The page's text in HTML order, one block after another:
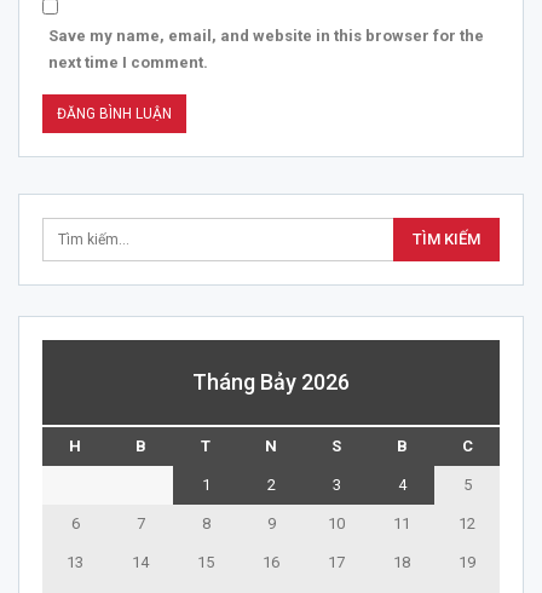
Save my name, email, and website in this browser for the
next time I comment.
Tháng Bảy 2026
H B T N S B C
1 2 3 4 5
6 7 8 9 10 11 12
13 14 15 16 17 18 19